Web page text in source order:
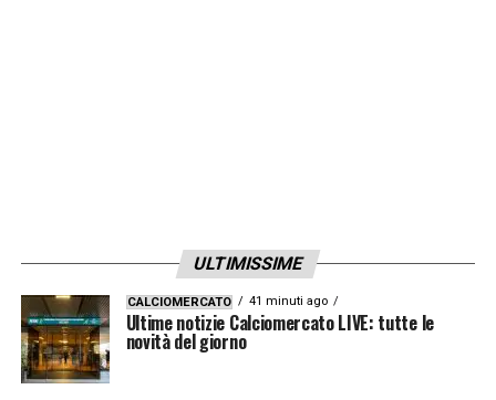
ULTIMISSIME
CALCIOMERCATO 41 minuti ago
Ultime notizie Calciomercato LIVE: tutte le
novità del giorno